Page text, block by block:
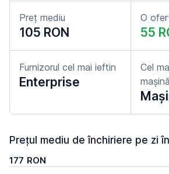
Preț mediu
105 RON
O
55
Furnizorul cel mai ieftin
Enterprise
Cel
mașină
Prețul mediu de închiriere pe zi
177 RON